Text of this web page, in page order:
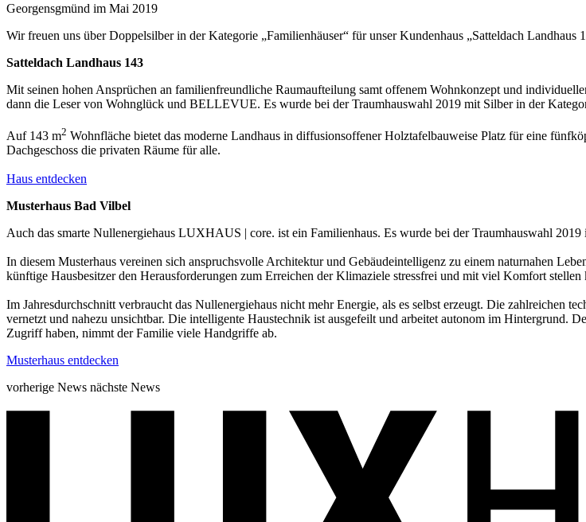
Georgensgmünd im Mai 2019
Wir freuen uns über Doppelsilber in der Kategorie „Familienhäuser“ für unser Kundenhaus „Satteldach
Satteldach Landhaus 143
Mit seinen hohen Ansprüchen an familienfreundliche Raumaufteilung samt offenem Wohnkonzept und
dann die Leser von Wohnglück und BELLEVUE. Es wurde bei der Traumhauswahl 2019 mit Silber in der
Auf 143 m2 Wohnfläche bietet das moderne Landhaus in diffusionsoffener Holztafelbauweise Platz für eine
Dachgeschoss die privaten Räume für alle.
Haus entdecken
Musterhaus Bad Vilbel
Auch das smarte Nullenergiehaus LUXHAUS | core. ist ein Familienhaus. Es wurde bei der Traumhauswahl
In diesem Musterhaus vereinen sich anspruchsvolle Architektur und Gebäudeintelligenz zu einem naturnahen
künftige Hausbesitzer den Herausforderungen zum Erreichen der Klimaziele stressfrei und mit viel Komfort stellen
Im Jahresdurchschnitt verbraucht das Nullenergiehaus nicht mehr Energie, als es selbst erzeugt. Die zahlreichen
vernetzt und nahezu unsichtbar. Die intelligente Haustechnik ist ausgefeilt und arbeitet autonom im Hintergrund.
Zugriff haben, nimmt der Familie viele Handgriffe ab.
Musterhaus entdecken
vorherige News nächste News